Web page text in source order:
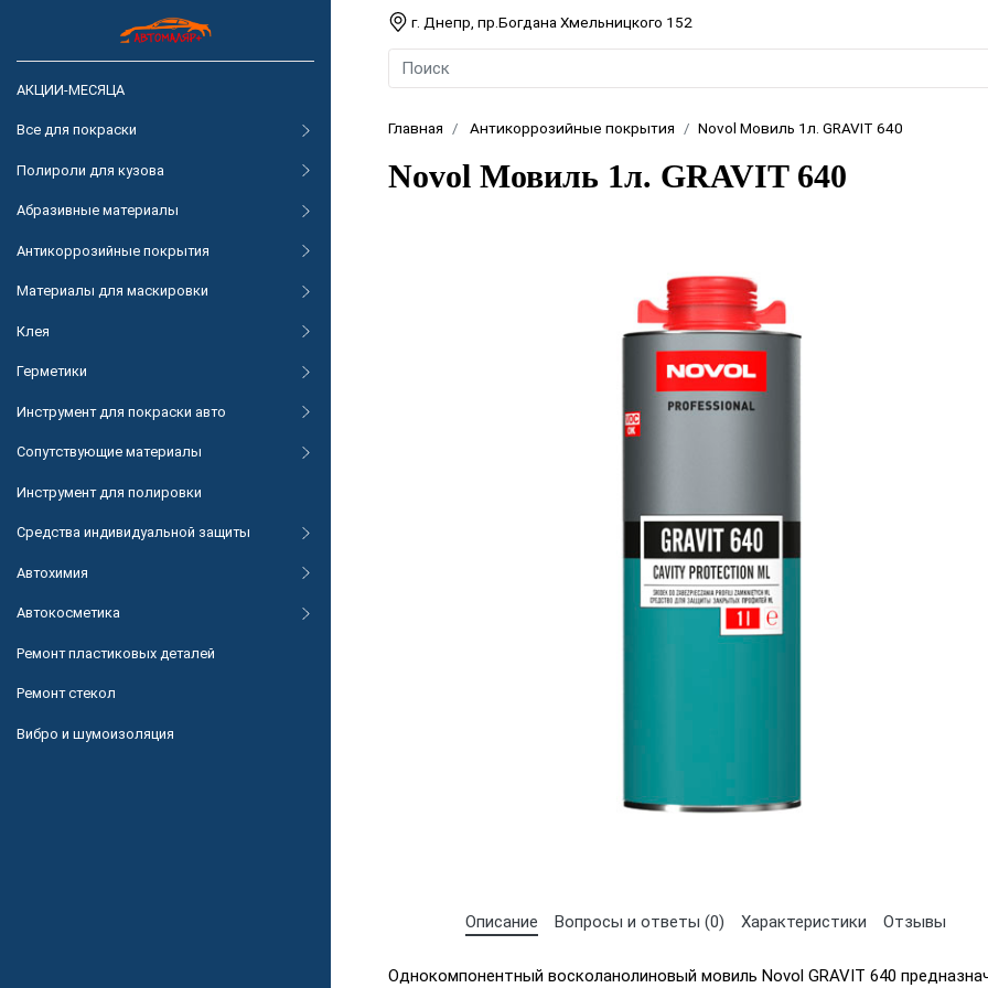
АКЦИИ-МЕСЯЦА
Все для покраски
Полироли для кузова
Абразивные материалы
Антикоррозийные покрытия
Материалы для маскировки
Клея
Герметики
Инструмент для покраски авто
Сопутствующие материалы
Инструмент для полировки
Средства индивидуальной защиты
Автохимия
Автокосметика
Ремонт пластиковых деталей
Ремонт стекол
Вибро и шумоизоляция
г. Днепр, пр.Богдана Хмельницкого 152
Главная Антикоррозийные покрытия Novol Мовиль 1л. GRAVIT 640
Novol Мовиль 1л. GRAVIT 640
Описание Вопросы и ответы (0) Характеристики Отзывы
Однокомпонентный восколанолиновый мовиль Novol GRAVIT 640